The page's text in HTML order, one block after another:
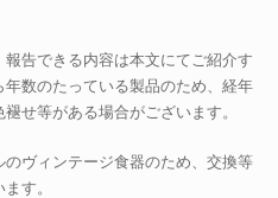
告できる内容は本文にてご紹介す
数のたっている製品のため、経年
せ等がある場合がございます。
ヴィンテージ食器のため、交換等
す。